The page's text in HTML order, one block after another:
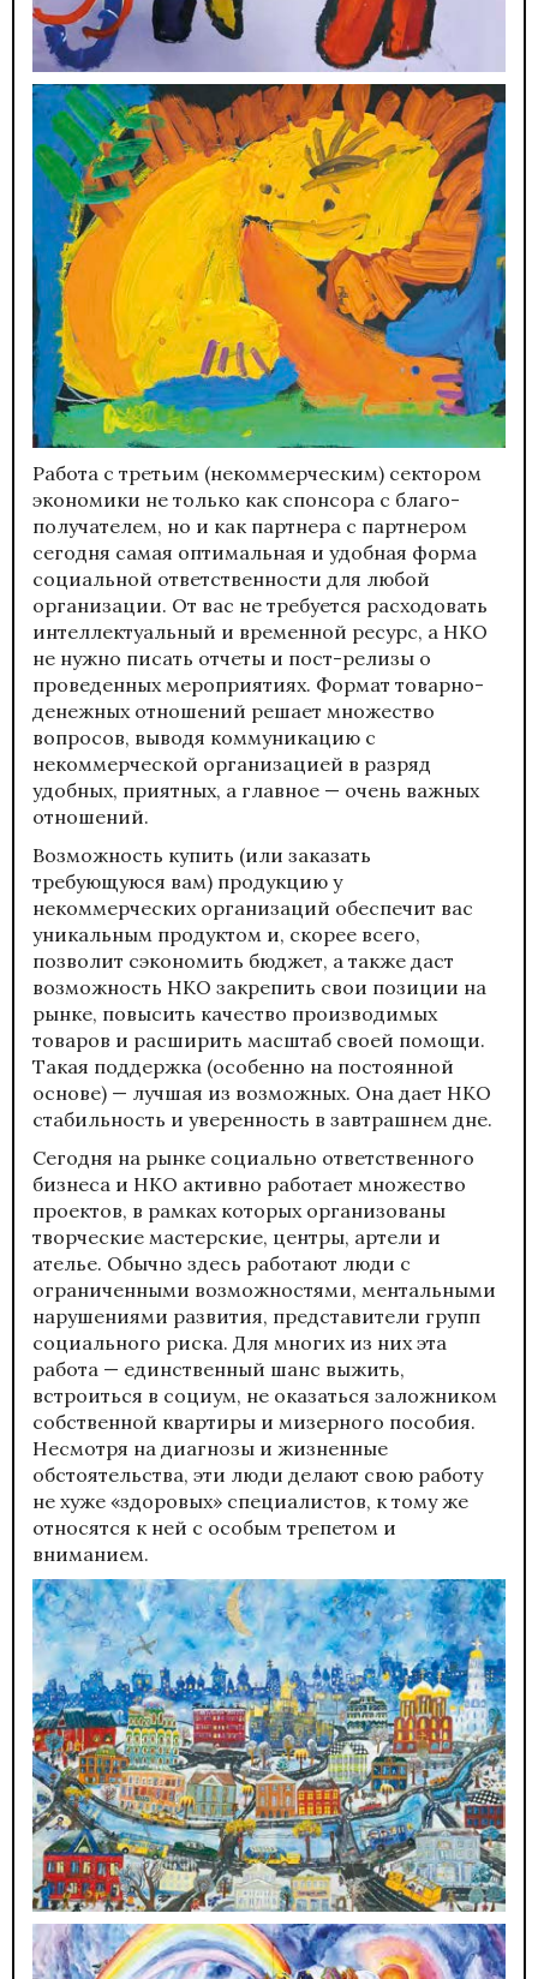
Работа с третьим (некоммерческим) сектором
экономики не только как спонсора с благо-
получателем, но и как партнера с партнером
сегодня самая оптимальная и удобная форма
социальной ответственности для любой
организации. От вас не требуется расходовать
интеллектуальный и временной ресурс, а НКО
не нужно писать отчеты и пост-релизы о
проведенных мероприятиях. Формат товарно-
денежных отношений решает множество
вопросов, выводя коммуникацию с
некоммерческой организацией в разряд
удобных, приятных, а главное — очень важных
отношений.
Возможность купить (или заказать
требующуюся вам) продукцию у
некоммерческих организаций обеспечит вас
уникальным продуктом и, скорее всего,
позволит сэкономить бюджет, а также даст
возможность НКО закрепить свои позиции на
рынке, повысить качество производимых
товаров и расширить масштаб своей помощи.
Такая поддержка (особенно на постоянной
основе) — лучшая из возможных. Она дает НКО
стабильность и уверенность в завтрашнем дне.
Сегодня на рынке социально ответственного
бизнеса и НКО активно работает множество
проектов, в рамках которых организованы
творческие мастерские, центры, артели и
ателье. Обычно здесь работают люди с
ограниченными возможностями, ментальными
нарушениями развития, представители групп
социального риска. Для многих из них эта
работа — единственный шанс выжить,
встроиться в социум, не оказаться заложником
собственной квартиры и мизерного пособия.
Несмотря на диагнозы и жизненные
обстоятельства, эти люди делают свою работу
не хуже «здоровых» специалистов, к тому же
относятся к ней с особым трепетом и
вниманием.